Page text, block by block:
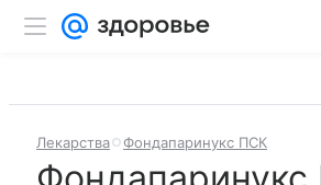
Лекарства Фондапаринукс ПСК